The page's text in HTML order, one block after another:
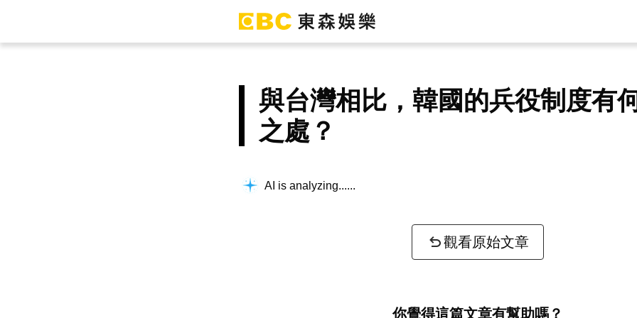
與台灣相比，韓國的兵役制度有
之處？
AI is analyzing...
觀看原始文章
你覺得這篇文章有幫助嗎？